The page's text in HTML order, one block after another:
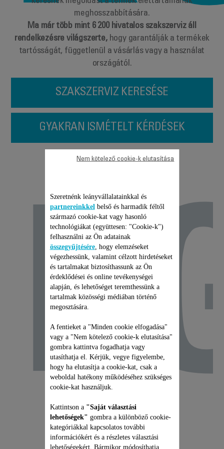
meghosszabbítására.
Ma már több mint 6 200 hivatalos szakszerviz áll
rendelkezésre világszerte,hogy garantálják a termékek
tartósságát, függetlenül a vásárlás vagy a használat
országától.
SZAKSZERVIZ KERESÉSE
GYAKRAN ISMÉTELT KÉRDÉSEK
Javítás,
Szeretnénk leányvállalatainkkal és
partnereinkkel belső és harmadik féltől
származó cookie-kat vagy hasonló
technológiákat (együttesen: "Cookie-k")
felhasználni az Ön adatainak
összegyűjtésére, hogy elemzéseket
végezhessünk, valamint célzott hirdetéseket
és tartalmakat biztosíthassunk az Ön
érdeklődései és online tevékenységei
alapján, és lehetőséget teremthessünk a
tartalmak közösségi médiában történő
megosztására.
A fentieket a "Minden cookie elfogadása"
vagy a "Nem kötelező cookie-k elutasítása"
gombra kattintva fogadhatja vagy
utasíthatja el. Kérjük, vegye figyelembe,
hogy ha elutasítja a cookie-kat, csak a
weboldal hatékony működéséhez szükséges
cookie-kat használjuk.
Kattintson a "Saját választási
lehetőségek" gombra a különböző cookie-
kategóriákkal kapcsolatos további
információkért és a részletes választási
lehetőségekért. Bármikor módosíthatja
Nem kötelező cookie-k elutasítása